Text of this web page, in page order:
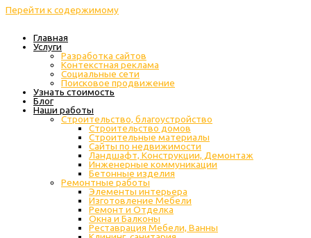
Перейти к содержимому
Главная
Услуги
Разработка сайтов
Контекстная реклама
Социальные сети
Поисковое продвижение
Узнать стоимость
Блог
Наши работы
Строительство, благоустройство
Строительство домов
Строительные материалы
Сайты по недвижимости
Ландшафт, Конструкции, Демонтаж
Инженерные коммуникации
Бетонные изделия
Ремонтные работы
Элементы интерьера
Изготовление Мебели
Ремонт и Отделка
Окна и Балконы
Реставрация Мебели, Ванны